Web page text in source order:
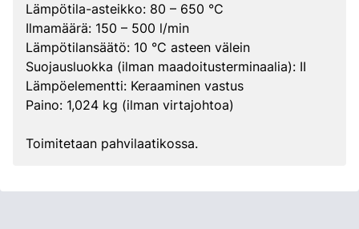
Lämpötila-asteikko: 80 – 650 °C
Ilmamäärä: 150 – 500 l/min
Lämpötilansäätö: 10 °C asteen välein
Suojausluokka (ilman maadoitusterminaalia): II
Lämpöelementti: Keraaminen vastus
Paino: 1,024 kg (ilman virtajohtoa)
Toimitetaan pahvilaatikossa.